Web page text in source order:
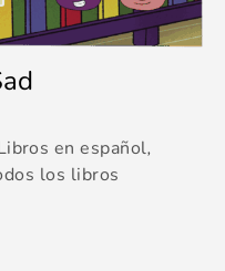
en español,
los libros